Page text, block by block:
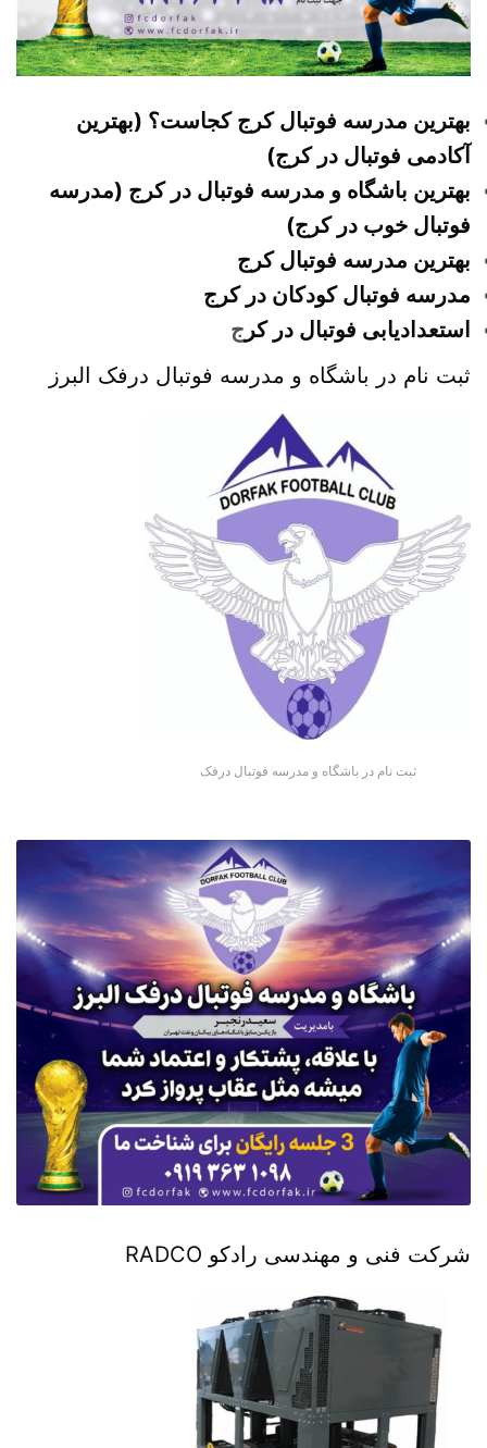
بهترین مدرسه فوتبال کرج کجاست؟ (بهترین
آکادمی فوتبال در کرج)
بهترین باشگاه و مدرسه فوتبال در کرج (مدرسه
فوتبال خوب در کرج)
بهترین مدرسه فوتبال کرج
مدرسه فوتبال کودکان در کرج
استعدادیابی فوتبال در کر ج
ثبت نام در باشگاه و مدرسه فوتبال درفک البرز
ثبت نام در باشگاه و مدرسه فوتبال درفک
شرکت فنی و مهندسی رادکو RADCO